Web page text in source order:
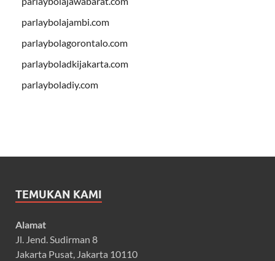
parlaybolajambi.com
parlaybolagorontalo.com
parlayboladkijakarta.com
parlayboladiy.com
TEMUKAN KAMI
Alamat
Jl. Jend. Sudirman 8
Jakarta Pusat, Jakarta 10110